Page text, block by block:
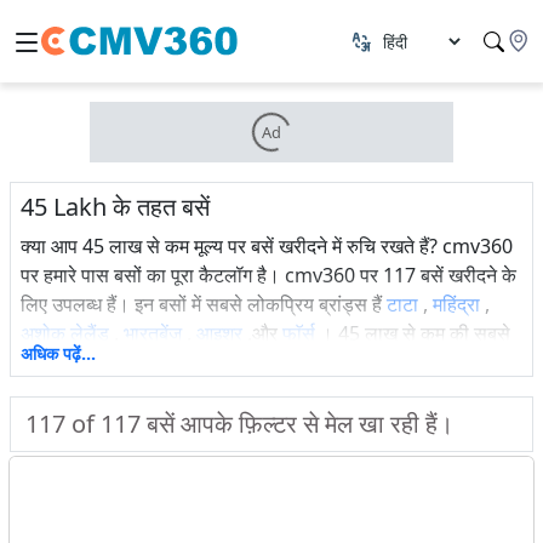
Ad
45 Lakh के तहत बसें
क्या आप 45 लाख से कम मूल्य पर बसें खरीदने में रुचि रखते हैं? cmv360
पर हमारे पास बसों का पूरा कैटलॉग है। cmv360 पर 117 बसें खरीदने के
लिए उपलब्ध हैं। इन बसों में सबसे लोकप्रिय ब्रांड्स हैंटाटा , महिंद्रा ,
अशोक लेलैंड भारतबेंज़ आइशर ,औरफाॅर्स । 45 लाख से कम की सबसे
लोकप्रिय बस मॉडल्स हैं
अर्बन,ऑयस्टर वाइड स्कूल बस,औरऑयस्टर वाइड स्टेज कैरियर बस।
देखें नई बसें लोकप्रिय बसें,आगामी बसें, शहर में बसों की कीमतें, बसों के
वेरिएंट्स, बसों की विशिष्टताएँ, नवीनतम ऑफ़र, बस लोन, EMI कैलकुलेटर,
अधिक पढ़ें...
117 of 117बसें आपके फ़िल्टर से मेल खा रही हैं।